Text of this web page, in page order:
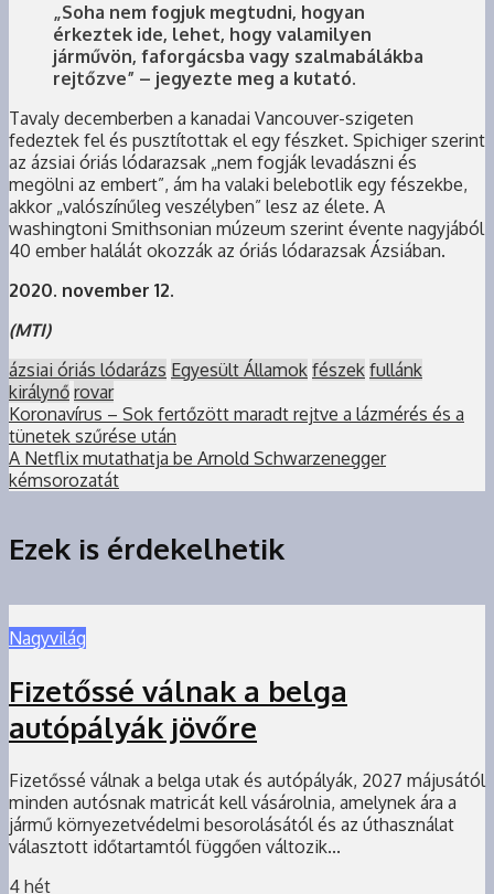
„Soha nem fogjuk megtudni, hogyan
érkeztek ide, lehet, hogy valamilyen
járművön, faforgácsba vagy szalmabálákba
rejtőzve” – jegyezte meg a kutató.
Tavaly decemberben a kanadai Vancouver-szigeten
fedeztek fel és pusztítottak el egy fészket. Spichiger szerint
az ázsiai óriás lódarazsak „nem fogják levadászni és
megölni az embert”, ám ha valaki belebotlik egy fészekbe,
akkor „valószínűleg veszélyben” lesz az élete. A
washingtoni Smithsonian múzeum szerint évente nagyjából
40 ember halálát okozzák az óriás lódarazsak Ázsiában.
2020. november 12.
(MTI)
ázsiai óriás lódarázs Egyesült Államok fészek fullánk
királynő rovar
Koronavírus – Sok fertőzött maradt rejtve a lázmérés és a
tünetek szűrése után
A Netflix mutathatja be Arnold Schwarzenegger
kémsorozatát
Ezek is érdekelhetik
Nagyvilág
Fizetőssé válnak a belga
autópályák jövőre
Fizetőssé válnak a belga utak és autópályák, 2027 májusától
minden autósnak matricát kell vásárolnia, amelynek ára a
jármű környezetvédelmi besorolásától és az úthasználat
választott időtartamtól függően változik...
4 hét